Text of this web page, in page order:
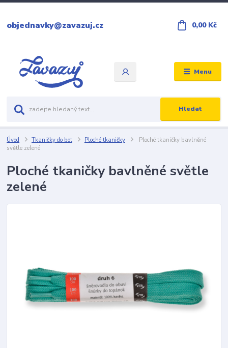
Menu
Hledat
objednavky@zavazuj.cz 0,00 Kč
Úvod Tkaničky do bot Ploché tkaničky
Ploché tkaničky bavlněné
světle zelené
Ploché tkaničky bavlněné světle
zelené